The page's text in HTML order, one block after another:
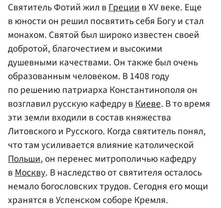
Святитель Фотий жил вГрециив XV веке. Еще
в юности он решил посвятить себя Богу и стал
монахом. Святой был широко известен своей
добротой, благочестием и высокими
душевными качествами. Он также был очень
образованным человеком. В 1408 году
по решению патриарха Константинополя он
возглавил русскую кафедру вКиеве. В то время
эти земли входили в состав княжества
Литовского и Русского. Когда святитель понял,
что там усиливается влияние католической
Польши, он перенес митрополичью кафедру
вМоскву. В наследство от святителя осталось
немало богословских трудов. Сегодня его мощи
хранятся в Успенском соборе Кремля.